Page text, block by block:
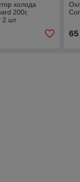
холода
200г,
2 шт
65